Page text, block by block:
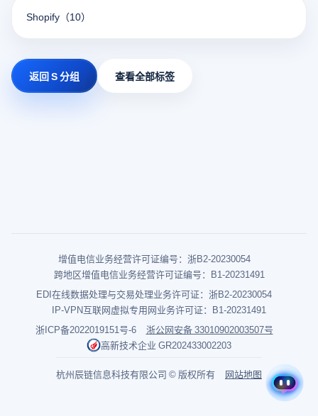
Shopify （10）
返回 S 分组 查看全部标签
增值电信业务经营许可证编号：浙B2-20230054
跨地区增值电信业务经营许可证编号：B1-20231491
EDI在线数据处理与交易处理业务许可证：浙B2-20230054
IP-VPN互联网虚拟专用网业务许可证：B1-20231491
浙ICP备2022019151号-6
浙公网安备 33010902003507号
高新技术企业 GR202433002203
杭州辰链信息科技有限公司 © 版权所有 网站地图